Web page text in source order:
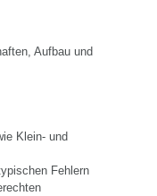
Aufbau und
Klein- und
Fehlern